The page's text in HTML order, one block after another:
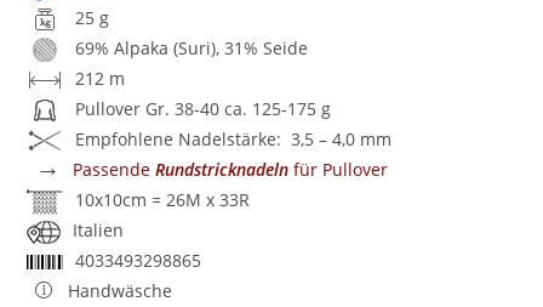
25 g
69% Alpaka (Suri), 31% Seide
212 m
Pullover Gr. 38-40 ca. 125-175 g
Empfohlene Nadelstärke: 3,5 – 4,0 mm
→ PassendeRundstricknadeln für Pullover
10x10cm = 26M x 33R
Italien
4033493298865
Handwäsche